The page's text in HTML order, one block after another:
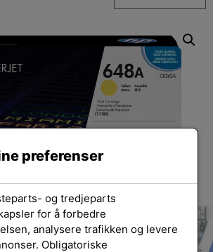
preferenser
og tredjeparts
for å forbedre
analysere trafikken og levere
Obligatoriske